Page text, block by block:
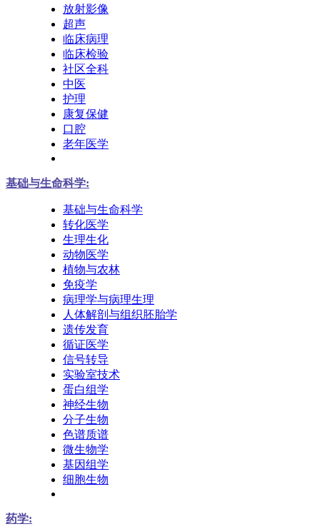
放射影像
超声
临床病理
临床检验
社区全科
中医
护理
康复保健
口腔
老年医学
基础与生命科学:
基础与生命科学
转化医学
生理生化
动物医学
植物与农林
免疫学
病理学与病理生理
人体解剖与组织胚胎学
遗传发育
循证医学
信号转导
实验室技术
蛋白组学
神经生物
分子生物
色谱质谱
微生物学
基因组学
细胞生物
药学: